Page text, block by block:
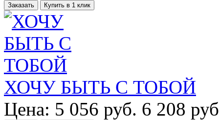
Заказать Купить в 1 клик
ХОЧУ БЫТЬ С ТОБОЙ
Цена: 5 056 руб. 6 208